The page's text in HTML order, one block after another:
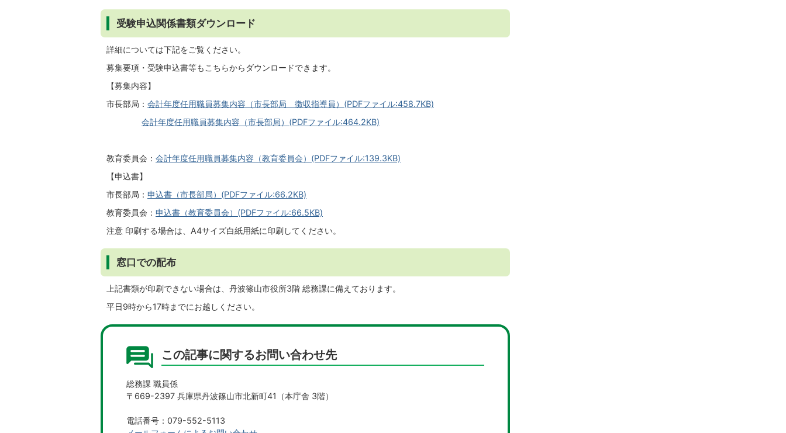
受験申込関係書類ダウンロード
詳細については下記をご覧ください。
募集要項・受験申込書等もこちらからダウンロードできます。
【募集内容】
市長部局： 会計年度任用職員募集内容（市長部局＿徴収指導員）(PDFファイル:458.7KB)
会計年度任用職員募集内容（市長部局）(PDFファイル:464.2KB)
教育委員会： 会計年度任用職員募集内容（教育委員会）(PDFファイル:139.3KB)
【申込書】
市長部局： 申込書（市長部局）(PDFファイル:66.2KB)
教育委員会： 申込書（教育委員会）(PDFファイル:66.5KB)
注意 印刷する場合は、A4サイズ白紙用紙に印刷してください。
窓口での配布
上記書類が印刷できない場合は、丹波篠山市役所3階 総務課に備えております。
平日9時から17時までにお越しください。
この記事に関するお問い合わせ先
総務課 職員係
〒669-2397 兵庫県丹波篠山市北新町41（本庁舎 3階）
電話番号：079-552-5113